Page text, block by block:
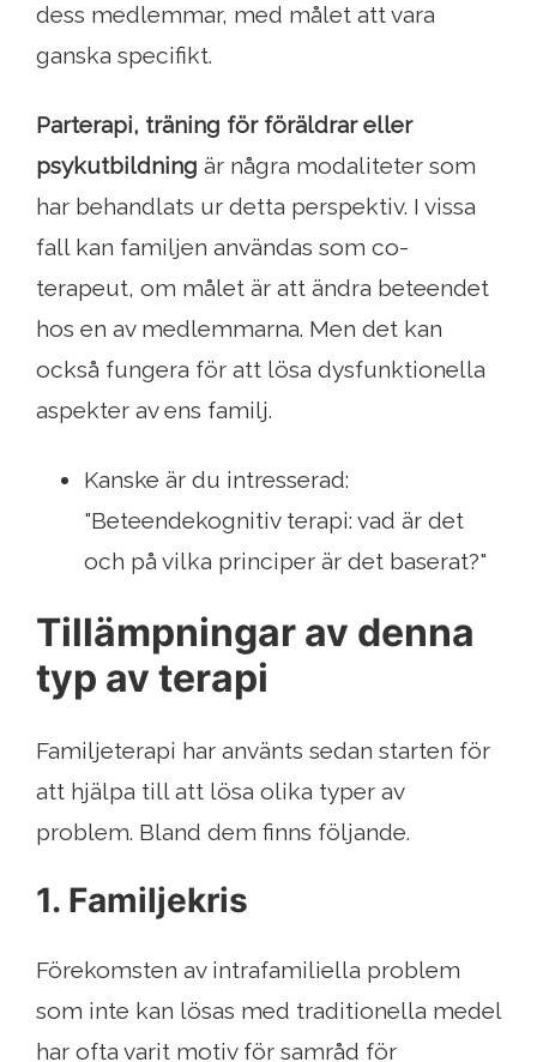
dess medlemmar, med målet att vara
ganska specifikt.
Parterapi, träning för föräldrar eller
psykutbildning är några modaliteter som
har behandlats ur detta perspektiv. I vissa
fall kan familjen användas som co-
terapeut, om målet är att ändra beteendet
hos en av medlemmarna. Men det kan
också fungera för att lösa dysfunktionella
aspekter av ens familj.
Kanske är du intresserad:
"Beteendekognitiv terapi: vad är det
och på vilka principer är det baserat?"
Tillämpningar av denna
typ av terapi
Familjeterapi har använts sedan starten för
att hjälpa till att lösa olika typer av
problem. Bland dem finns följande.
1. Familjekris
Förekomsten av intrafamiliella problem
som inte kan lösas med traditionella medel
har ofta varit motiv för samråd för